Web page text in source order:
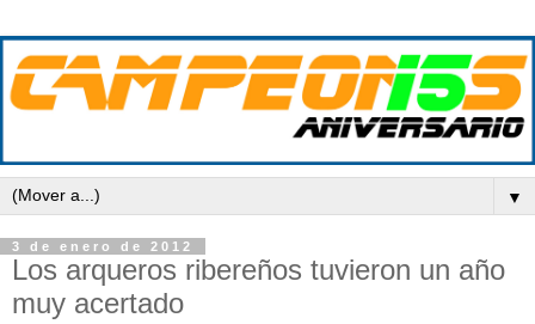
▼
3 de enero de 2012
Los arqueros ribereños tuvieron un año
muy acertado